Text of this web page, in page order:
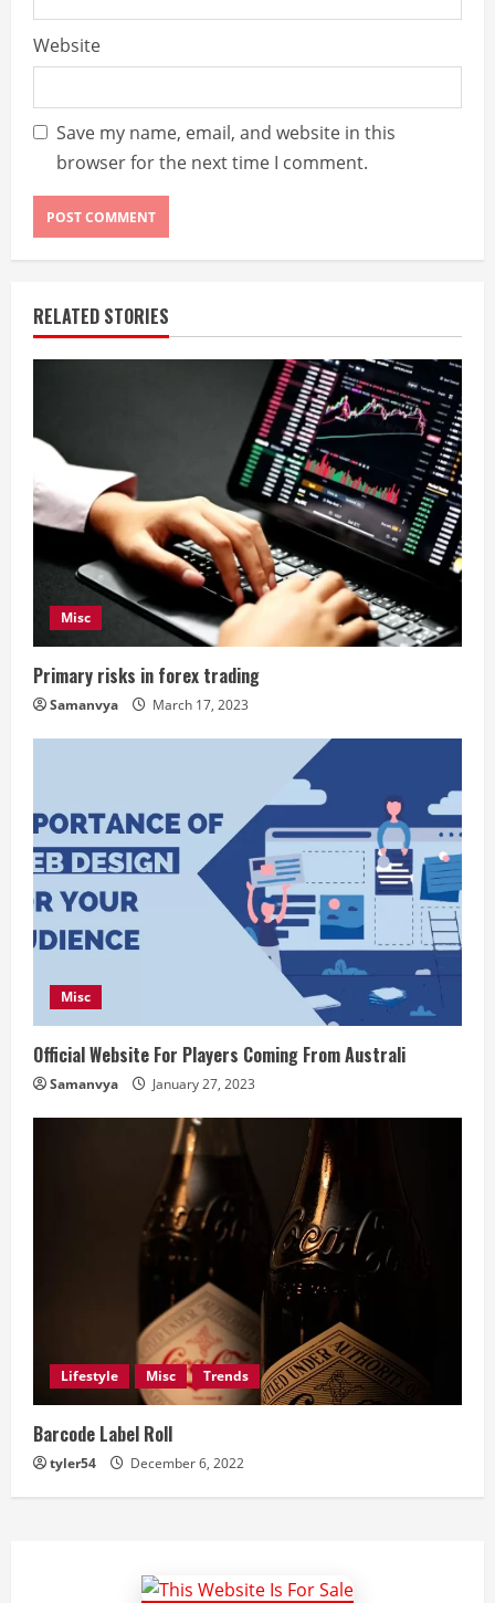
Website
Save my name, email, and website in this
browser for the next time I comment.
RELATED STORIES
Misc
Primary risks in forex trading
Samanvya March 17, 2023
Misc
Official Website For Players Coming From Australi
Samanvya January 27, 2023
Lifestyle Misc Trends
Barcode Label Roll
tyler54 December 6, 2022